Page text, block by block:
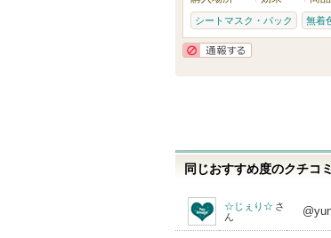
シートマスク・パック 無着
同じおすすめ度のクチコミ
☆じぇり☆ さ
ん